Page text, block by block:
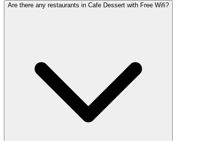
Are there any restaurants in Cafe Dessert with Free Wifi?